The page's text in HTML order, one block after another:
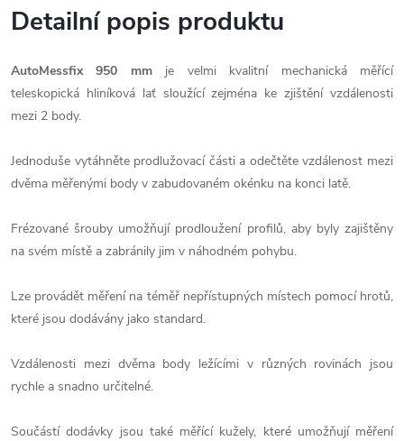
Detailní popis produktu
AutoMessfix 950 mmje velmi kvalitní mechanická měřící
teleskopická hliníková lať sloužící zejména ke zjištění vzdálenosti
mezi 2 body.
Jednoduše vytáhněte prodlužovací části a odečtěte vzdálenost mezi
dvěma měřenými body v zabudovaném okénku na konci latě.
Frézované šrouby umožňují prodloužení profilů, aby byly zajištěny
na svém místě a zabránily jim v náhodném pohybu.
Lze provádět měření na téměř nepřístupných místech pomocí hrotů,
které jsou dodávány jako standard.
Vzdálenosti mezi dvěma body ležícími v různých rovinách jsou
rychle a snadno určitelné.
Součástí dodávky jsou také měřící kužely, které umožňují měření